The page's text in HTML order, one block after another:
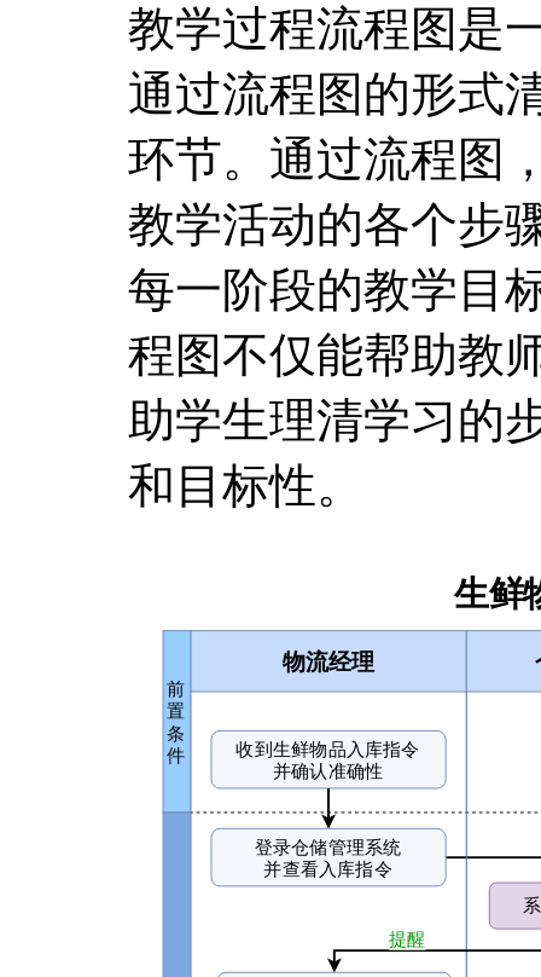
教学过程流程图是
通过流程图的形式
环节。通过流程图
教学活动的各个步
每一阶段的教学目
程图不仅能帮助教
助学生理清学习的
和目标性。